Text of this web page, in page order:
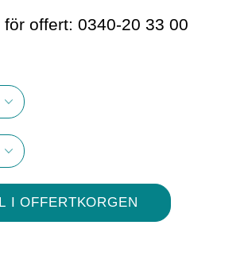
offert: 0340-20 33 00